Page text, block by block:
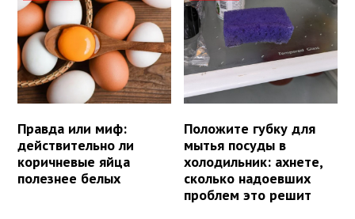
Правда или миф:
действительно ли
коричневые яйца
полезнее белых
Положите губку для
мытья посуды в
холодильник: ахнете,
сколько надоевших
проблем это решит